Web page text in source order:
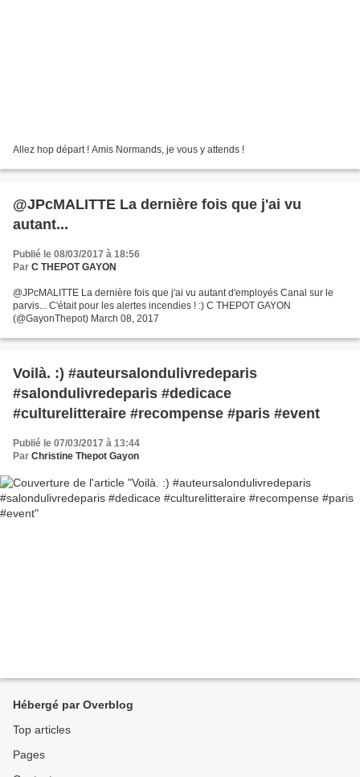
Allez hop départ ! Amis Normands, je vous y attends !
@JPcMALITTE La dernière fois que j'ai vu
autant...
Publié le 08/03/2017 à 18:56
Par C THEPOT GAYON
@JPcMALITTE La dernière fois que j'ai vu autant d'employés Canal sur le
parvis... C'était pour les alertes incendies ! :) C THEPOT GAYON
(@GayonThepot) March 08, 2017
Voilà. :) #auteursalondulivredeparis
#salondulivredeparis #dedicace
#culturelitteraire #recompense #paris #event
Publié le 07/03/2017 à 13:44
Par Christine Thepot Gayon
Hébergé par Overblog
Top articles
Pages